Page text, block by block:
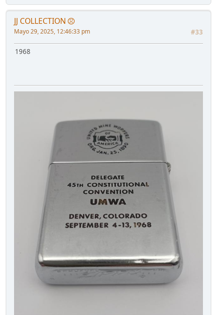
JJ COLLECTION
#33
Mayo 29, 2025, 12:46:33 pm
1968